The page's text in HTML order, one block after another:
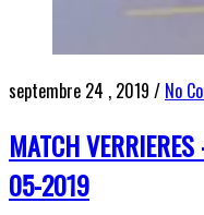
septembre 24 , 2019 / No
MATCH
05-2019